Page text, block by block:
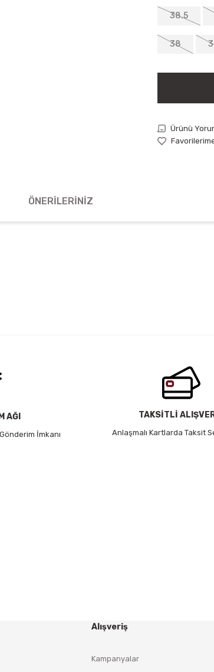
38.5
38
Ürünü
ÖNERILERINIZ
AĞI
İmkanı
TAKSİTLİ
Anlaşmalı Kartlarda Taksit
Alışveriş
Kampanyalar